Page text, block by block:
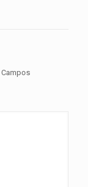
Campos